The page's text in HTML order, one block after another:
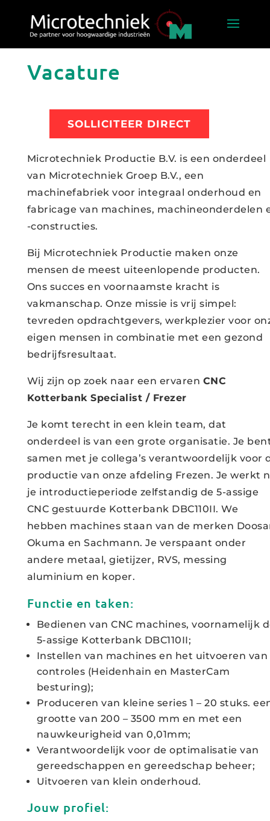
Vacature
SOLLICITEER DIRECT
Microtechniek Productie B.V. is een onderdeel
van Microtechniek Groep B.V., een
machinefabriek voor integraal onderhoud en
fabricage van machines, machineonderdelen
-constructies.
Bij Microtechniek Productie maken onze
mensen de meest uiteenlopende producten.
Ons succes en voornaamste kracht is
vakmanschap. Onze missie is vrij simpel:
tevreden opdrachtgevers, werkplezier voor
eigen mensen in combinatie met een gezond
bedrijfsresultaat.
Wij zijn op zoek naar een ervaren CNC
Kotterbank Specialist / Frezer
Je komt terecht in een klein team, dat
onderdeel is van een grote organisatie. Je
samen met je collega’s verantwoordelijk voor
productie van onze afdeling Frezen. Je werkt
je introductieperiode zelfstandig de 5-assige
CNC gestuurde Kotterbank DBC110II. We
hebben machines staan van de merken
Okuma en Sachmann. Je verspaant onder
andere metaal, gietijzer, RVS, messing
aluminium en koper.
Functie en taken:
Bedienen van CNC machines, voornamelijk
5-assige Kotterbank DBC110II;
Instellen van machines en het uitvoeren van
controles (Heidenhain en MasterCam
besturing);
Produceren van kleine series 1 – 20 stuks.
grootte van 200 – 3500 mm en met een
nauwkeurigheid van 0,01mm;
Verantwoordelijk voor de optimalisatie van
gereedschappen en gereedschap beheer;
Uitvoeren van klein onderhoud.
Jouw profiel: